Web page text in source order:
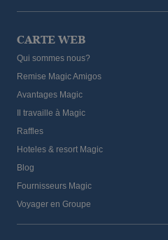
CARTE WEB
Qui sommes nous?
Remise Magic Amigos
Avantages Magic
Il travaille à Magic
Raffles
Hoteles & resort Magic
Blog
Fournisseurs Magic
Voyager en Groupe